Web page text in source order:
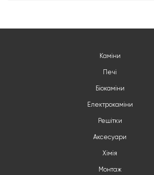
Каміни
Печі
Біокаміни
Електрокаміни
Решітки
Аксесуари
Хімія
Монтаж